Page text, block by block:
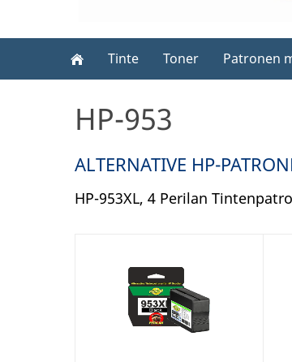
Tinte Toner Patronen
HP-953
ALTERNATIVE HP-
HP-953XL, 4 Perilan